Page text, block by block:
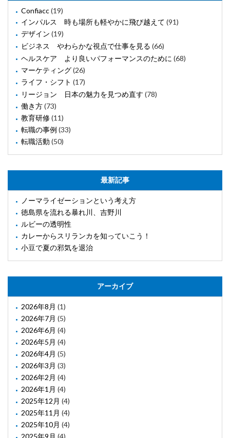
Confiacc(19)
インパルス 時も場所も軽やかに飛び越えて (91)
デザイン (19)
ビジネス やわらかな視点で仕事を見る (66)
ヘルスケア より良いパフォーマンスのために (68)
マーケティング(26)
ライフ・シフト (17)
リージョン 日本の魅力を見つめ直す (78)
働き方(73)
教育研修(11)
転職の事例 (33)
転職活動 (50)
最新記事
ノーマライゼーションという考え方
徳島県を流れる暴れ川、吉野川
ルビーの透明性
カレーからスリランカを知っていこう！
小豆で夏の邪気を退治
アーカイブ
2026年8月 (1)
2026年7月 (5)
2026年6月 (4)
2026年5月 (4)
2026年4月 (5)
2026年3月 (3)
2026年2月 (4)
2026年1月 (4)
2025年12月 (4)
2025年11月 (4)
2025年10月 (4)
2025年9月 (4)